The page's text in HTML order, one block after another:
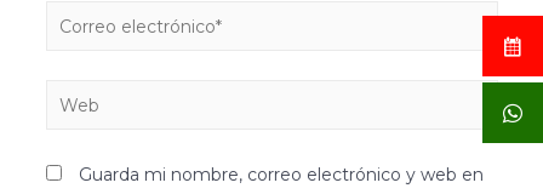
Guarda mi nombre, correo electrónico y web en